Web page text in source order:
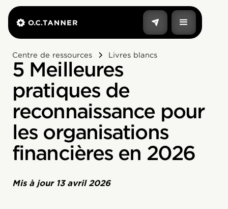
Centre de ressources Livres blancs
5 Meilleures
pratiques de
reconnaissance pour
les organisations
financières en 2026
Mis à jour 13 avril 2026